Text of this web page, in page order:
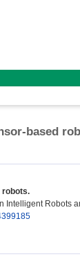
based
robots.
Intelligent Robots